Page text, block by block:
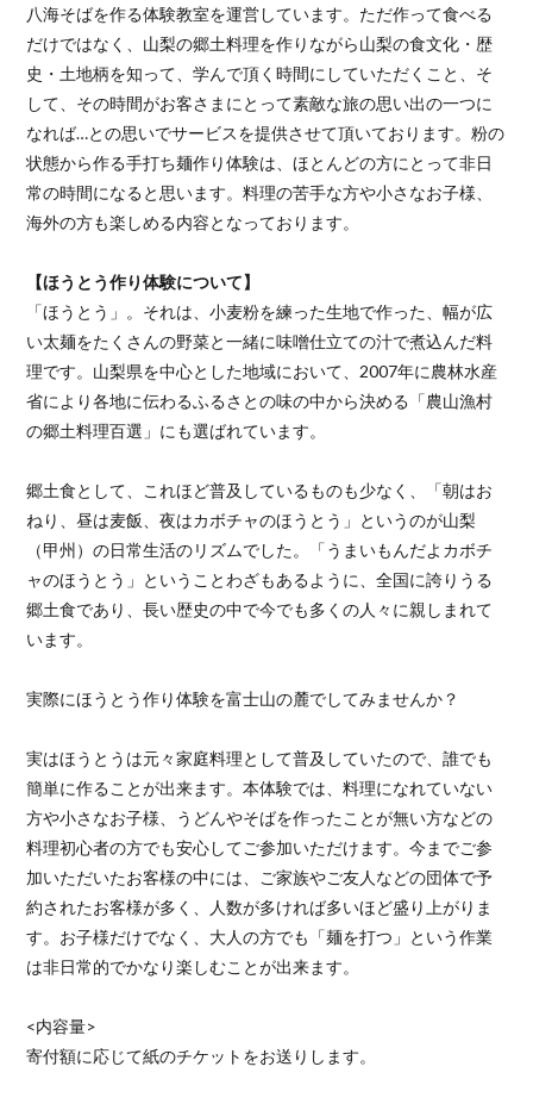
八海そばを作る体験教室を運営しています。ただ作って食べる
だけではなく、山梨の郷土料理を作りながら山梨の食文化・歴
史・土地柄を知って、学んで頂く時間にしていただくこと、そ
して、その時間がお客さまにとって素敵な旅の思い出の一つに
なれば…との思いでサービスを提供させて頂いております。粉の
状態から作る手打ち麺作り体験は、ほとんどの方にとって非日
常の時間になると思います。料理の苦手な方や小さなお子様、
海外の方も楽しめる内容となっております。
【ほうとう作り体験について】
「ほうとう」。それは、小麦粉を練った生地で作った、幅が広
い太麺をたくさんの野菜と一緒に味噌仕立ての汁で煮込んだ料
理です。山梨県を中心とした地域において、2007年に農林水産
省により各地に伝わるふるさとの味の中から決める「農山漁村
の郷土料理百選」にも選ばれています。
郷土食として、これほど普及しているものも少なく、「朝はお
ねり、昼は麦飯、夜はカボチャのほうとう」というのが山梨
（甲州）の日常生活のリズムでした。「うまいもんだよカボチ
ャのほうとう」ということわざもあるように、全国に誇りうる
郷土食であり、長い歴史の中で今でも多くの人々に親しまれて
います。
実際にほうとう作り体験を富士山の麓でしてみませんか？
実はほうとうは元々家庭料理として普及していたので、誰でも
簡単に作ることが出来ます。本体験では、料理になれていない
方や小さなお子様、うどんやそばを作ったことが無い方などの
料理初心者の方でも安心してご参加いただけます。今までご参
加いただいたお客様の中には、ご家族やご友人などの団体で予
約されたお客様が多く、人数が多ければ多いほど盛り上がりま
す。お子様だけでなく、大人の方でも「麺を打つ」という作業
は非日常的でかなり楽しむことが出来ます。
<内容量>
寄付額に応じて紙のチケットをお送りします。